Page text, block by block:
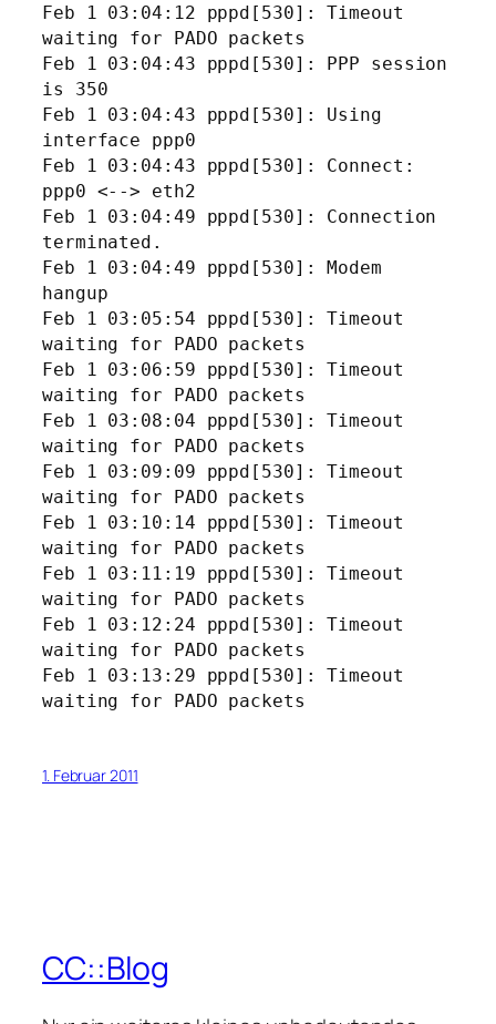
Feb 1 03:04:12 pppd[530]: Timeout
waiting for PADO packets
Feb 1 03:04:43 pppd[530]: PPP session
is 350
Feb 1 03:04:43 pppd[530]: Using
interface ppp0
Feb 1 03:04:43 pppd[530]: Connect:
ppp0 <--> eth2
Feb 1 03:04:49 pppd[530]: Connection
terminated.
Feb 1 03:04:49 pppd[530]: Modem
hangup
Feb 1 03:05:54 pppd[530]: Timeout
waiting for PADO packets
Feb 1 03:06:59 pppd[530]: Timeout
waiting for PADO packets
Feb 1 03:08:04 pppd[530]: Timeout
waiting for PADO packets
Feb 1 03:09:09 pppd[530]: Timeout
waiting for PADO packets
Feb 1 03:10:14 pppd[530]: Timeout
waiting for PADO packets
Feb 1 03:11:19 pppd[530]: Timeout
waiting for PADO packets
Feb 1 03:12:24 pppd[530]: Timeout
waiting for PADO packets
Feb 1 03:13:29 pppd[530]: Timeout
waiting for PADO packets
1. Februar 2011
CC::Blog